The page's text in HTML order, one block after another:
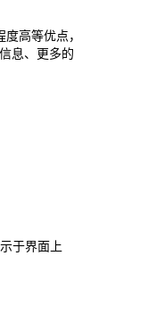
高等优点，
息、更多的
于界面上